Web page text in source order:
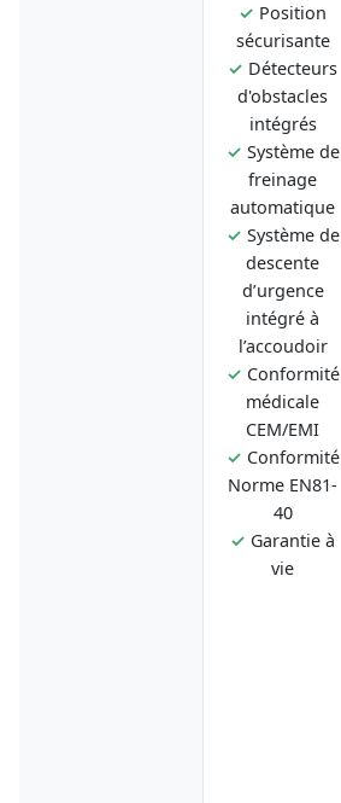
✓ Position
sécurisante
✓ Détecteurs
d'obstacles
intégrés
✓ Système de
freinage
automatique
✓ Système de
descente
d’urgence
intégré à
l’accoudoir
✓ Conformité
médicale
CEM/EMI
✓ Conformité
Norme EN81-
40
✓ Garantie à
vie